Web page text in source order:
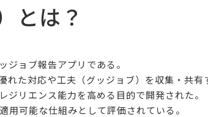
とは？
ョブ報告アプリである。
た対応や工夫（グッジョブ）を収集・共有
リエンス能力を高める目的で開発された。
可能な仕組みとして評価されている。